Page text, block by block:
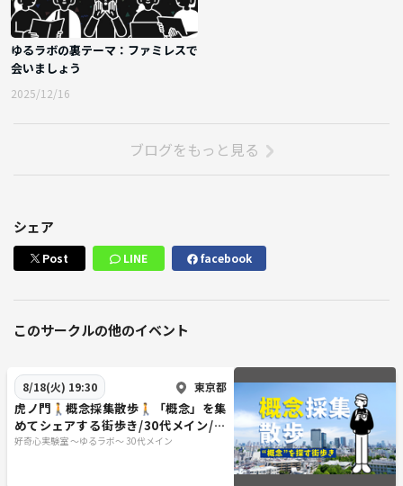
ゆるラボの裏テーマ：ファミレスで
会いましょう
2025/12/16
ブログをもっと見る
シェア
Post LINE facebook
このサークルの他のイベント
8/18(火) 19:30 東京都
虎ノ門🚶概念採集散歩🚶「概念」を集
めてシェアする街歩き/30代メイン/フ
ォトウォーク
好奇心実験室 ～ゆるラボ～ 30代メイン